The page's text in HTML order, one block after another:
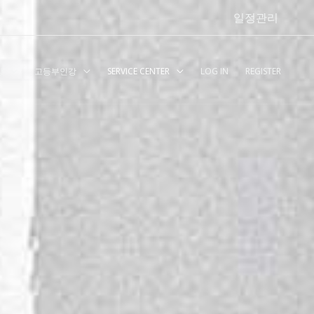
일정관리
고등부인강 SERVICE CENTER LOG IN REGISTER